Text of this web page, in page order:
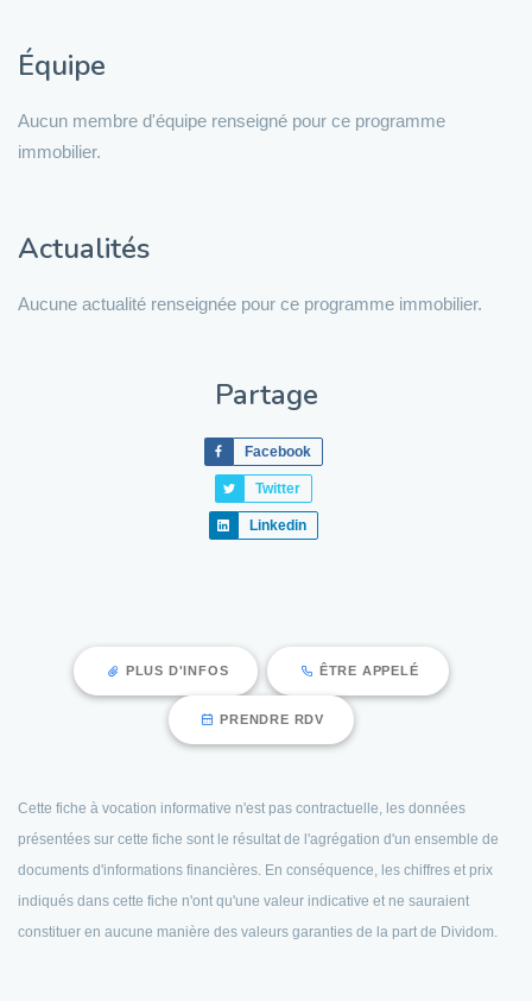
Équipe
Aucun membre d'équipe renseigné pour ce programme
immobilier.
Actualités
Aucune actualité renseignée pour ce programme immobilier.
Partage
Facebook
Twitter
Linkedin
PLUS D'INFOS ÊTRE APPELÉ
PRENDRE RDV
Cette fiche à vocation informative n'est pas contractuelle, les données
présentées sur cette fiche sont le résultat de l'agrégation d'un ensemble de
documents d'informations financières. En conséquence, les chiffres et prix
indiqués dans cette fiche n'ont qu'une valeur indicative et ne sauraient
constituer en aucune manière des valeurs garanties de la part de Dividom.